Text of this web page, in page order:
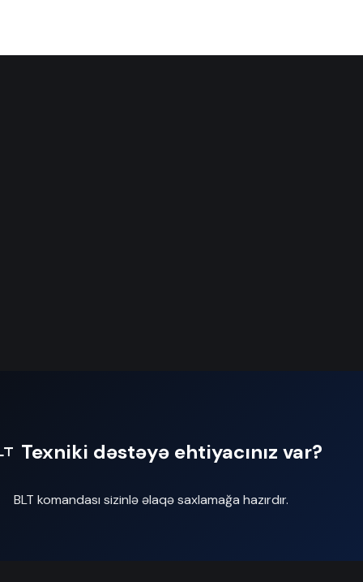
Texniki dəstəyə ehtiyacınız var?
BLT komandası sizinlə əlaqə saxlamağa hazırdır.